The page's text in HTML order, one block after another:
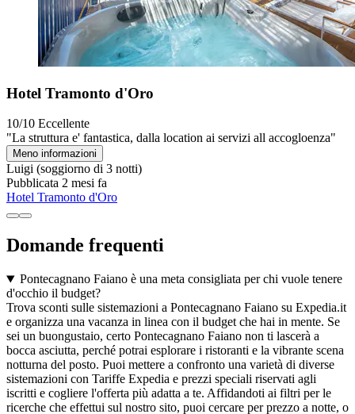
Hotel Tramonto d'Oro
10/10 Eccellente
"La struttura e' fantastica, dalla location ai servizi all accogloenza"
Meno informazioni
Luigi (soggiorno di 3 notti)
Pubblicata 2 mesi fa
Hotel Tramonto d'Oro
Domande frequenti
Pontecagnano Faiano è una meta consigliata per chi vuole tenere
d'occhio il budget?
Trova sconti sulle sistemazioni a Pontecagnano Faiano su Expedia.it
e organizza una vacanza in linea con il budget che hai in mente. Se
sei un buongustaio, certo Pontecagnano Faiano non ti lascerà a
bocca asciutta, perché potrai esplorare i ristoranti e la vibrante scena
notturna del posto. Puoi mettere a confronto una varietà di diverse
sistemazioni con Tariffe Expedia e prezzi speciali riservati agli
iscritti e cogliere l'offerta più adatta a te. Affidandoti ai filtri per le
ricerche che effettui sul nostro sito, puoi cercare per prezzo a notte, o